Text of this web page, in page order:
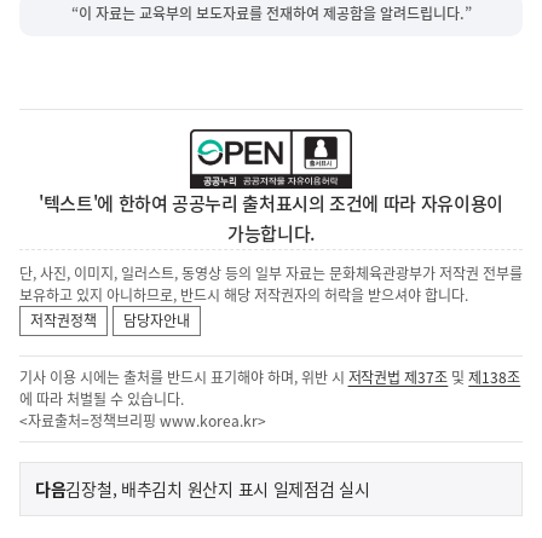
“이 자료는 교육부의 보도자료를 전재하여 제공함을 알려드립니다.”
'텍스트'에 한하여 공공누리 출처표시의 조건에 따라 자유이용이
가능합니다.
단, 사진, 이미지, 일러스트, 동영상 등의 일부 자료는 문화체육관광부가 저작권 전부를
보유하고 있지 아니하므로, 반드시 해당 저작권자의 허락을 받으셔야 합니다.
저작권정책
담당자안내
기사 이용 시에는 출처를 반드시 표기해야 하며, 위반 시 저작권법 제37조 및제138조
에 따라 처벌될 수 있습니다.
<자료출처=정책브리핑 www.korea.kr>
이
전
다음기
김장철, 배추김치 원산지 표시 일제점검 실시